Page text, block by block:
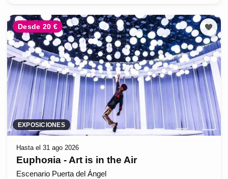
Desde 20 €
EXPOSICIONES
Hasta el 31 ago 2026
Euphoяia - Art is in the Air
Escenario Puerta del Ángel